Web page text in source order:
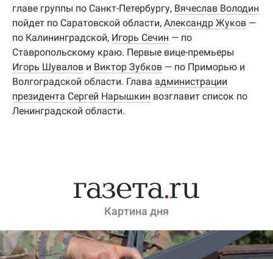
главе группы по Санкт-Петербургу, Вячеслав Володин
пойдет по Саратовской области, Александр Жуков —
по Калининградской, Игорь Сечин — по
Ставропольскому краю. Первые вице-премьеры
Игорь Шувалов и Виктор Зубков — по Приморью и
Волгоградской области. Глава администрации
президента Сергей Нарышкин возглавит список по
Ленинградской области.
Картина дня